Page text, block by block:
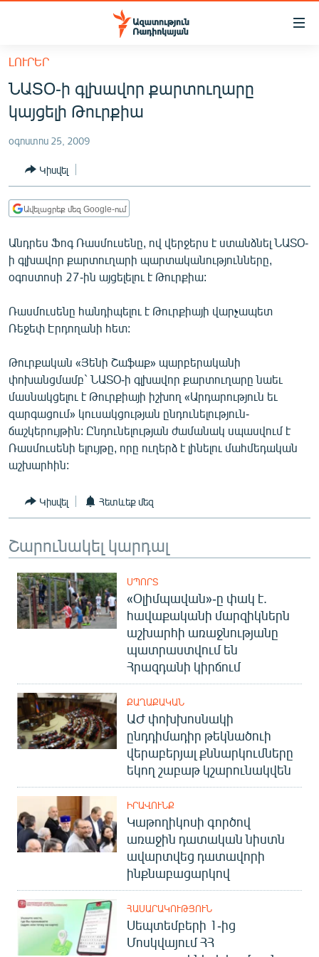
Մատչելիության
հիմնական
բովանդակությանը
Անցնել
հիմնական
մենյուին
ՀԱՅԱՍՏԱՆ
ՔԱՂԱՔԱԿԱՆ
ԸՆՏՐՈՒԹՅՈՒՆՆԵՐ 2026
ԻՐԱՎՈՒՆՔ
ՀԱՍԱՐԱԿՈՒԹՅՈՒՆ
ՂԱՐԱԲԱՂ
ՊԱՏԵՐԱԶՄԻ 6 ՇԱԲԱԹՆԵՐԸ
ՏԱՐԱԾԱՇՐՋԱՆ
ՄԻՋԱԶԳԱՅԻՆ
ՄՇԱԿՈՒՅԹ
ՍՊՈՐՏ
ՄԵԿՆԱԲԱՆՈՒԹՅՈՒՆ
ՏՏ ԵՒ ԻՆՏԵՐՆԵՏ
ԿՈՐՈՆԱՎԻՐՈՒՍ
ՏԵՍԱՆՅՈՒԹԵՐ
ՁԳՏԵԼՈՎ ԼԱՎԱԳՈՒՅՆԻՆ
ՓՈԴՔԱՍԹ
Հայերեն
ՀԵՏԵՎԵՔ ՄԵԶ
«Ազատության» բոլոր կայքերը
ԼՈՒՐԵՐ
ՆԱՏՕ-ի գլխավոր քարտուղարը
կայցելի Թուրքիա
օգոստոս 25, 2009
Կիսվել
Ավելացրեք մեզ Google-ում
Անդրես Ֆոգ Ռասմուսենը, ով վերջերս է ստանձնել ՆԱՏՕ-
ի գլխավոր քարտուղարի պարտականությունները,
օգոստոսի 27-ին այցելելու է Թուրքիա:
Ռասմուսենը հանդիպելու է Թուրքիայի վարչապետ
Ռեջեփ Էրդողանի հետ:
Թուրքական «Յենի Շաֆաք» պարբերականի
փոխանցմամբ` ՆԱՏՕ-ի գլխավոր քարտուղարը նաեւ
մասնակցելու է Թուրքիայի իշխող «Արդարություն եւ
զարգացում» կուսակցության ընդունելություն-
ճաշկերույթին: Ընդունելության ժամանակ սպասվում է
Ռասմուսենի ելույթը, որը ուղերձ է լինելու մահմեդական
աշխարհին:
Կիսվել Հետևեք մեզ
Շարունակել կարդալ
ՍՊՈՐՏ
«Օլիմպավան»-ը փակ է.
հավաքականի մարզիկներն
աշխարհի առաջնությանը
պատրաստվում են
Հրազդանի կիրճում
ՔԱՂԱՔԱԿԱՆ
ԱԺ փոխխոսնակի
ընդդիմադիր թեկնածուի
վերաբերյալ քննարկումները
եկող շաբաթ կշարունակվեն
ԻՐԱՎՈՒՆՔ
Կաթողիկոսի գործով
առաջին դատական նիստն
ավարտվեց դատավորի
ինքնաբացարկով
ՀԱՍԱՐԱԿՈՒԹՅՈՒՆ
Սեպտեմբերի 1-ից
Մոսկվայում ՀՀ